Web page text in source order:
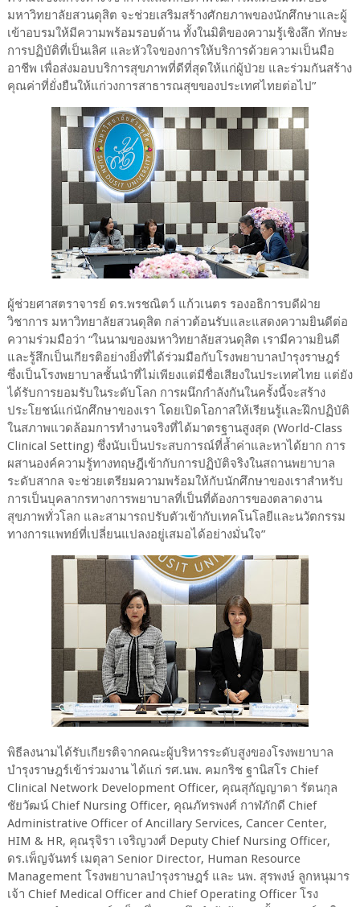
มหาวิทยาลัยสวนดุสิต จะช่วยเสริมสร้างศักยภาพของนักศึกษาและผู้
เข้าอบรมให้มีความพร้อมรอบด้าน ทั้งในมิติของความรู้เชิงลึก ทักษะ
การปฏิบัติที่เป็นเลิศ และหัวใจของการให้บริการด้วยความเป็นมือ
อาชีพ เพื่อส่งมอบบริการสุขภาพที่ดีที่สุดให้แก่ผู้ป่วย และร่วมกันสร้าง
คุณค่าที่ยั่งยืนให้แก่วงการสาธารณสุขของประเทศไทยต่อไป”
ผู้ช่วยศาสตราจารย์ ดร.พรชณิตว์ แก้วเนตร รองอธิการบดีฝ่าย
วิชาการ มหาวิทยาลัยสวนดุสิต กล่าวต้อนรับและแสดงความยินดีต่อ
ความร่วมมือว่า “ในนามของมหาวิทยาลัยสวนดุสิต เรามีความยินดี
และรู้สึกเป็นเกียรติอย่างยิ่งที่ได้ร่วมมือกับโรงพยาบาลบำรุงราษฎร์
ซึ่งเป็นโรงพยาบาลชั้นนำที่ไม่เพียงแต่มีชื่อเสียงในประเทศไทย แต่ยัง
ได้รับการยอมรับในระดับโลก การผนึกกำลังกันในครั้งนี้จะสร้าง
ประโยชน์แก่นักศึกษาของเรา โดยเปิดโอกาสให้เรียนรู้และฝึกปฏิบัติ
ในสภาพแวดล้อมการทำงานจริงที่ได้มาตรฐานสูงสุด (World-Class
Clinical Setting) ซึ่งนับเป็นประสบการณ์ที่ล้ำค่าและหาได้ยาก การ
ผสานองค์ความรู้ทางทฤษฎีเข้ากับการปฏิบัติจริงในสถานพยาบาล
ระดับสากล จะช่วยเตรียมความพร้อมให้กับนักศึกษาของเราสำหรับ
การเป็นบุคลากรทางการพยาบาลที่เป็นที่ต้องการของตลาดงาน
สุขภาพทั่วโลก และสามารถปรับตัวเข้ากับเทคโนโลยีและนวัตกรรม
ทางการแพทย์ที่เปลี่ยนแปลงอยู่เสมอได้อย่างมั่นใจ”
พิธีลงนามได้รับเกียรติจากคณะผู้บริหารระดับสูงของโรงพยาบาล
บำรุงราษฎร์เข้าร่วมงาน ได้แก่ รศ.นพ. คมกริช ฐานิสโร Chief
Clinical Network Development Officer, คุณสุกัญญาดา รัตนกุล
ชัยวัฒน์ Chief Nursing Officer, คุณภัทรพงศ์ กาฬภักดี Chief
Administrative Officer of Ancillary Services, Cancer Center,
HIM & HR, คุณรุจิรา เจริญวงศ์ Deputy Chief Nursing Officer,
ดร.เพ็ญจันทร์ เมตุลา Senior Director, Human Resource
Management โรงพยาบาลบำรุงราษฎร์ และ นพ. สุรพงษ์ ลูกหนุมาร
เจ้า Chief Medical Officer and Chief Operating Officer โรง